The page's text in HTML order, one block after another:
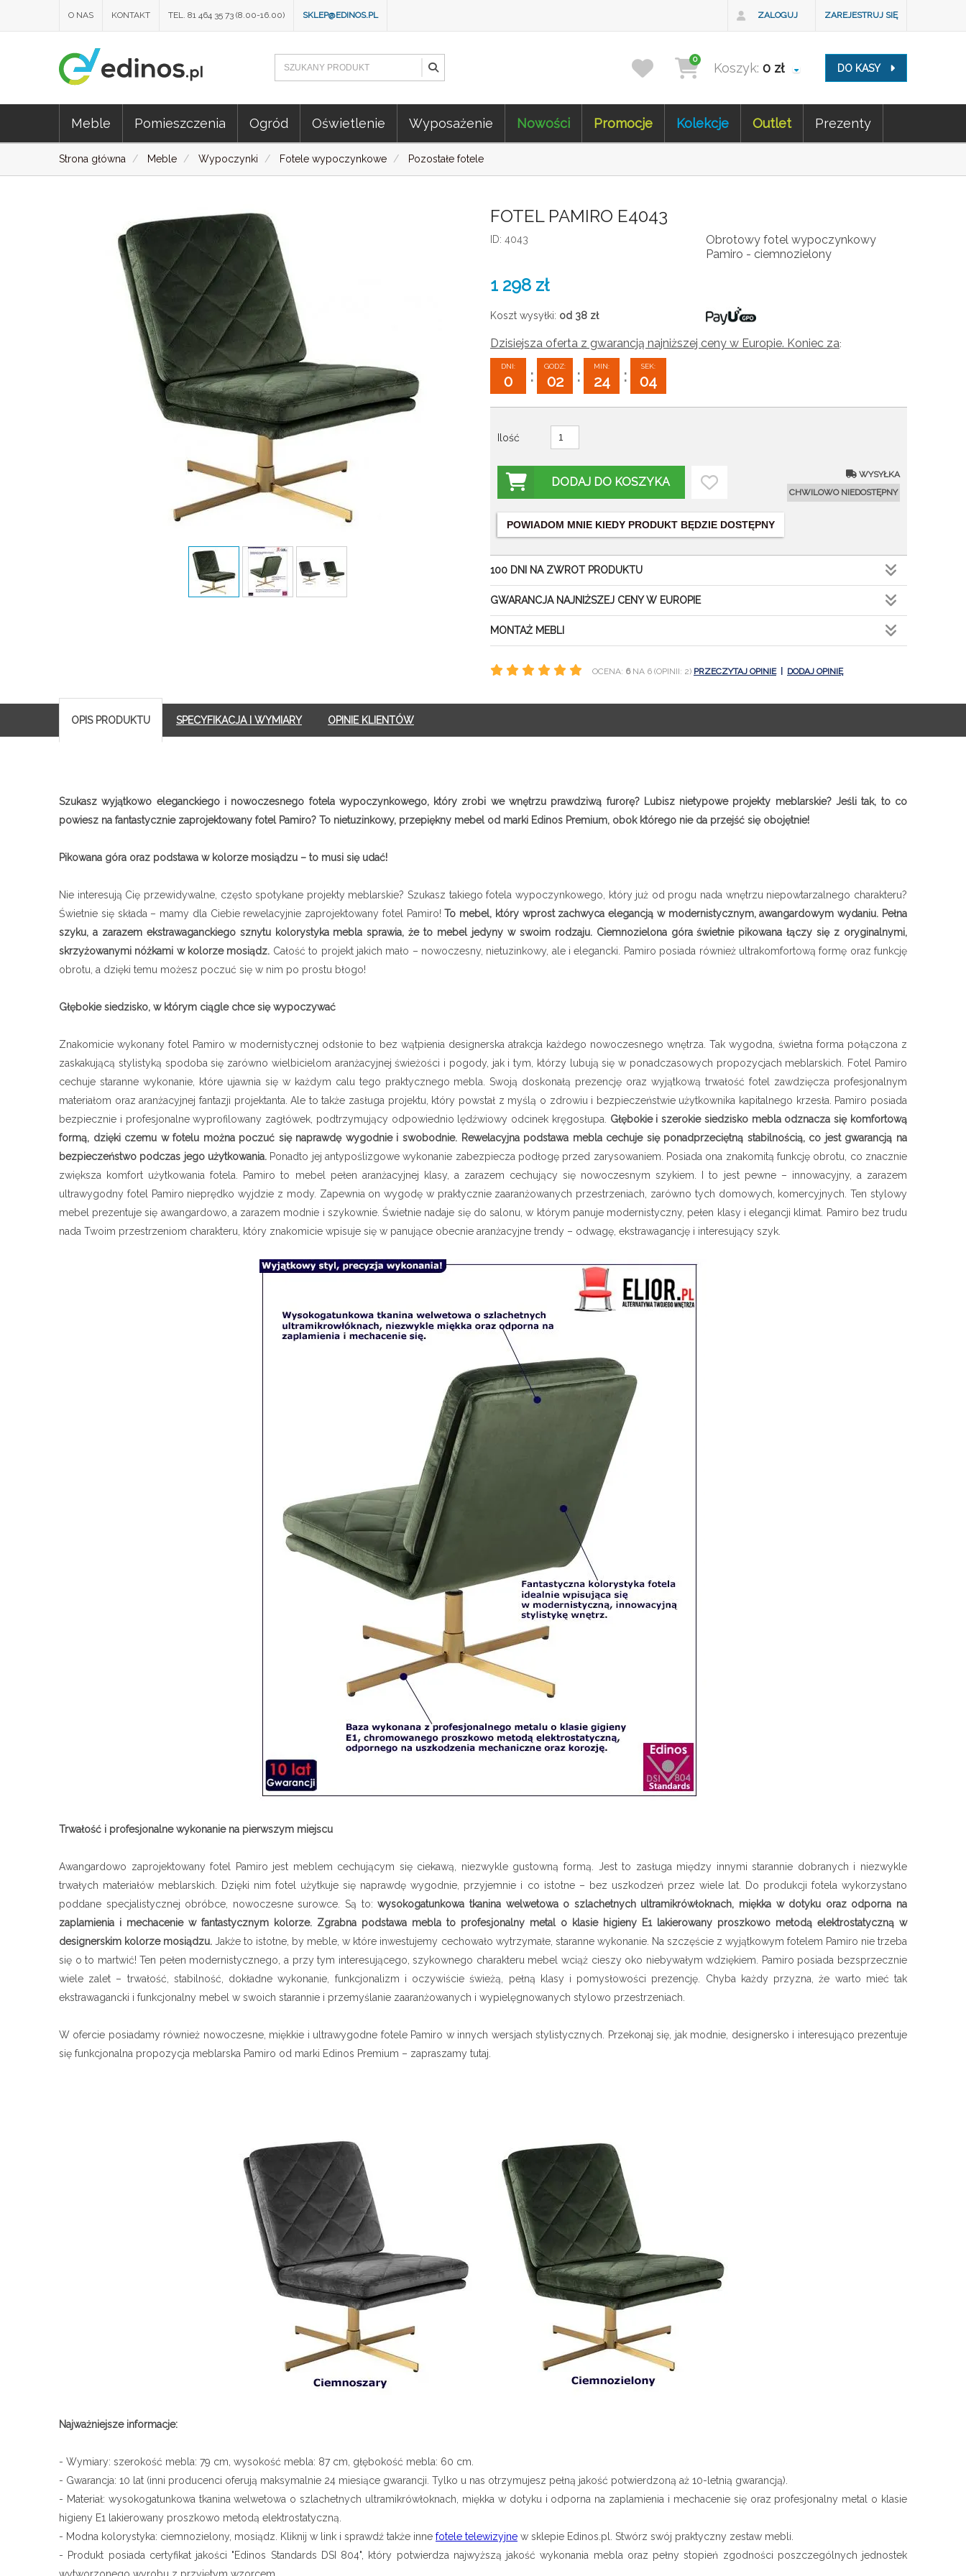
O NAS KONTAKT TEL. 81 464 35 73 (8.00-16.00) SKLEP@EDINOS.PL ZALOGUJ ZAREJESTRUJ SIĘ
Koszyk: 0 zł
0
DO KASY
Meble Pomieszczenia Ogród Oświetlenie Wyposażenie Nowości Promocje Kolekcje Outlet Prezenty
Strona główna Meble Wypoczynki Fotele wypoczynkowe Pozostałe fotele
FOTEL PAMIRO E4043
ID: 4043
Obrotowy fotel wypoczynkowy
Pamiro - ciemnozielony
1 298 zł
Koszt wysyłki: od 38 zł
Dzisiejsza oferta z gwarancją najniższej ceny w Europie. Koniec za:
DNI:
0 :
GODZ:
02 :
MIN:
24 :
SEK:
03
Ilość
DODAJ DO KOSZYKA
WYSYŁKA
CHWILOWO NIEDOSTĘPNY
POWIADOM MNIE KIEDY PRODUKT BĘDZIE DOSTĘPNY
100 DNI NA ZWROT PRODUKTU
GWARANCJA NAJNIŻSZEJ CENY W EUROPIE
MONTAŻ MEBLI
OCENA: 6NA 6 (OPINII: 2) PRZECZYTAJ OPINIE DODAJ OPINIĘ
OPIS PRODUKTU SPECYFIKACJA I WYMIARY OPINIE KLIENTÓW
Szukasz wyjątkowo eleganckiego i nowoczesnego fotela wypoczynkowego, który zrobi we wnętrzu prawdziwą furorę? Lubisz nietypowe projekty meblarskie? Jeśli tak, to co
powiesz na fantastycznie zaprojektowany fotel Pamiro? To nietuzinkowy, przepiękny mebel od marki Edinos Premium, obok którego nie da przejść się obojętnie!
Pikowana góra oraz podstawa w kolorze mosiądzu – to musi się udać!
Nie interesują Cię przewidywalne, często spotykane projekty meblarskie? Szukasz takiego fotela wypoczynkowego, który już od progu nada wnętrzu niepowtarzalnego charakteru?
Świetnie się składa – mamy dla Ciebie rewelacyjnie zaprojektowany fotel Pamiro!To mebel, który wprost zachwyca elegancją w modernistycznym, awangardowym wydaniu. Pełna
szyku, a zarazem ekstrawaganckiego sznytu kolorystyka mebla sprawia, że to mebel jedyny w swoim rodzaju. Ciemnozielona góra świetnie pikowana łączy się z oryginalnymi,
skrzyżowanymi nóżkami w kolorze mosiądz. Całość to projekt jakich mało – nowoczesny, nietuzinkowy, ale i elegancki. Pamiro posiada również ultrakomfortową formę oraz funkcję
obrotu, a dzięki temu możesz poczuć się w nim po prostu błogo!
Głębokie siedzisko, w którym ciągle chce się wypoczywać
Znakomicie wykonany fotel Pamiro w modernistycznej odsłonie to bez wątpienia designerska atrakcja każdego nowoczesnego wnętrza. Tak wygodna, świetna forma połączona z
zaskakującą stylistyką spodoba się zarówno wielbicielom aranżacyjnej świeżości i pogody, jak i tym, którzy lubują się w ponadczasowych propozycjach meblarskich. Fotel Pamiro
cechuje staranne wykonanie, które ujawnia się w każdym calu tego praktycznego mebla. Swoją doskonałą prezencję oraz wyjątkową trwałość fotel zawdzięcza profesjonalnym
materiałom oraz aranżacyjnej fantazji projektanta. Ale to także zasługa projektu, który powstał z myślą o zdrowiu i bezpieczeństwie użytkownika kapitalnego krzesła. Pamiro posiada
bezpiecznie i profesjonalne wyprofilowany zagłówek, podtrzymujący odpowiednio lędźwiowy odcinek kręgosłupa.
Głębokie i szerokie siedzisko mebla odznacza się komfortową
formą, dzięki czemu w fotelu można poczuć się naprawdę wygodnie i swobodnie. Rewelacyjna podstawa mebla cechuje się ponadprzeciętną stabilnością, co jest gwarancją na
bezpieczeństwo podczas jego użytkowania. Ponadto jej antypoślizgowe wykonanie zabezpiecza podłogę przed zarysowaniem. Posiada ona znakomitą funkcję obrotu, co znacznie
zwiększa komfort użytkowania fotela. Pamiro to mebel pełen aranżacyjnej klasy, a zarazem cechujący się nowoczesnym szykiem. I to jest pewne – innowacyjny, a zarazem
ultrawygodny fotel Pamiro nieprędko wyjdzie z mody. Zapewnia on wygodę w praktycznie zaaranżowanych przestrzeniach, zarówno tych domowych, komercyjnych. Ten stylowy
mebel prezentuje się awangardowo, a zarazem modnie i szykownie. Świetnie nadaje się do salonu, w którym panuje modernistyczny, pełen klasy i elegancji klimat. Pamiro bez trudu
nada Twoim przestrzeniom charakteru, który znakomicie wpisuje się w panujące obecnie aranżacyjne trendy – odwagę, ekstrawagancję i interesujący szyk.
Trwałość i profesjonalne wykonanie na pierwszym miejscu
Awangardowo zaprojektowany fotel Pamiro jest meblem cechującym się ciekawą, niezwykle gustowną formą. Jest to zasługa między innymi starannie dobranych i niezwykle
trwałych materiałów meblarskich. Dzięki nim fotel użytkuje się naprawdę wygodnie, przyjemnie i co istotne – bez uszkodzeń przez wiele lat. Do produkcji fotela wykorzystano
poddane specjalistycznej obróbce, nowoczesne surowce. Są to:wysokogatunkowa tkanina welwetowa o szlachetnych ultramikrówłoknach, miękka w dotyku oraz odporna na
zaplamienia i mechacenie w fantastycznym kolorze. Zgrabna podstawa mebla to profesjonalny metal o klasie higieny E1 lakierowany proszkowo metodą elektrostatyczną w
designerskim kolorze mosiądzu. Jakże to istotne, by meble, w które inwestujemy cechowało wytrzymałe, staranne wykonanie. Na szczęście z wyjątkowym fotelem Pamiro nie trzeba
się o to martwić! Ten pełen modernistycznego, a przy tym interesującego, szykownego charakteru mebel wciąż cieszy oko niebywałym wdziękiem. Pamiro posiada bezsprzecznie
wiele zalet – trwałość, stabilność, dokładne wykonanie, funkcjonalizm i oczywiście świeżą, pełną klasy i pomysłowości prezencję. Chyba każdy przyzna, że warto mieć tak
ekstrawagancki i funkcjonalny mebel w swoich starannie i przemyślanie zaaranżowanych i wypielęgnowanych stylowo przestrzeniach.
W ofercie posiadamy również nowoczesne, miękkie i ultrawygodne fotele Pamiro w innych wersjach stylistycznych. Przekonaj się, jak modnie, designersko i interesująco prezentuje
się funkcjonalna propozycja meblarska Pamiro od marki Edinos Premium – zapraszamy tutaj.
Najważniejsze informacje:
- Wymiary: szerokość mebla: 79 cm, wysokość mebla: 87 cm, głębokość mebla: 60 cm.
- Gwarancja: 10 lat (inni producenci oferują maksymalnie 24 miesiące gwarancji. Tylko u nas otrzymujesz pełną jakość potwierdzoną aż 10-letnią gwarancją).
- Materiał: wysokogatunkowa tkanina welwetowa o szlachetnych ultramikrówłoknach, miękka w dotyku i odporna na zaplamienia i mechacenie się oraz profesjonalny metal o klasie
higieny E1 lakierowany proszkowo metodą elektrostatyczną.
- Modna kolorystyka: ciemnozielony, mosiądz. Kliknij w link i sprawdź także inne fotele telewizyjne w sklepie Edinos.pl. Stwórz swój praktyczny zestaw mebli.
- Produkt posiada certyfikat jakości "Edinos Standards DSI 804", który potwierdza najwyższą jakość wykonania mebla oraz pełny stopień zgodności poszczególnych jednostek